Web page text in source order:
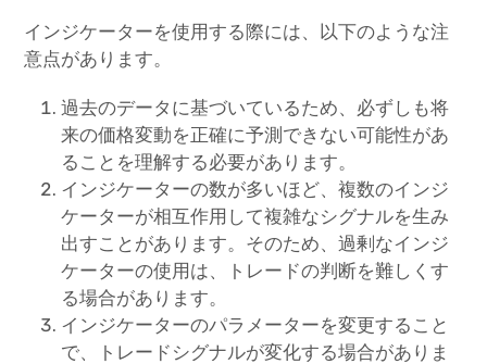
インジケーターを使用する際には、以下のような注
意点があります。
過去のデータに基づいているため、必ずしも将
来の価格変動を正確に予測できない可能性があ
ることを理解する必要があります。
インジケーターの数が多いほど、複数のインジ
ケーターが相互作用して複雑なシグナルを生み
出すことがあります。そのため、過剰なインジ
ケーターの使用は、トレードの判断を難しくす
る場合があります。
インジケーターのパラメーターを変更すること
で、トレードシグナルが変化する場合がありま